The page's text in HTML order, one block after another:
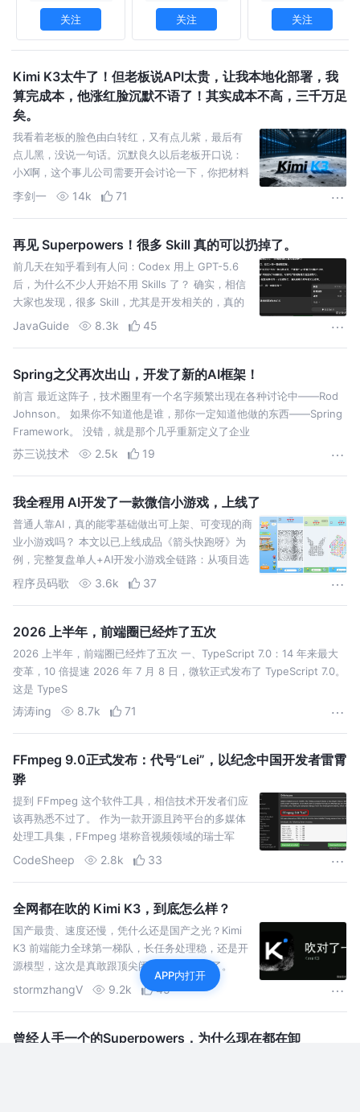
关注 关注 关注
Kimi K3太牛了！但老板说API太贵，让我本地化部署，我
算完成本，他涨红脸沉默不语了！其实成本不高，三千万足
矣。
我看着老板的脸色由白转红，又有点儿紫，最后有
点儿黑，没说一句话。沉默良久以后老板开口说：
小X啊，这个事儿公司需要开会讨论一下，你把材料
留下先回去吧。走出办公室的一刻，我看着老板拿
李剑一 14k 71
再见 Superpowers！很多 Skill 真的可以扔掉了。
前几天在知乎看到有人问：Codex 用上 GPT-5.6
后，为什么不少人开始不用 Skills 了？ 确实，相信
大家也发现，很多 Skill，尤其是开发相关的，真的
慢慢就开始用不上了。 我现在看到一
JavaGuide 8.3k 45
Spring之父再次出山，开发了新的AI框架！
前言 最近这阵子，技术圈里有一个名字频繁出现在各种讨论中——Rod
Johnson。 如果你不知道他是谁，那你一定知道他做的东西——Spring
Framework。 没错，就是那个几乎重新定义了企业
苏三说技术 2.5k 19
我全程用 AI开发了一款微信小游戏，上线了
普通人靠AI，真的能零基础做出可上架、可变现的商
业小游戏吗？ 本文以已上线成品《箭头快跑呀》为
例，完整复盘单人+AI开发小游戏全链路：从项目选
型、AI协作开发、美术量产、多端适配，到后台搭
程序员码歌 3.6k 37
2026 上半年，前端圈已经炸了五次
2026 上半年，前端圈已经炸了五次 一、TypeScript 7.0：14 年来最大
变革，10 倍提速 2026 年 7 月 8 日，微软正式发布了 TypeScript 7.0。
这是 TypeS
涛涛ing 8.7k 71
FFmpeg 9.0正式发布：代号“Lei”，以纪念中国开发者雷霄
骅
提到 FFmpeg 这个软件工具，相信技术开发者们应
该再熟悉不过了。 作为一款开源且跨平台的多媒体
处理工具集，FFmpeg 堪称音视频领域的瑞士军
刀，在业内使用得相当广泛，可以说是当今数字媒
CodeSheep 2.8k 33
全网都在吹的 Kimi K3，到底怎么样？
国产最贵、速度还慢，凭什么还是国产之光？Kimi
K3 前端能力全球第一梯队，长任务处理稳，还是开
源模型，这次是真敢跟顶尖闭源模型掰手腕了。
stormzhangV 9.2k 45
曾经人手一个的Superpowers，为什么现在都在卸
APP内打开